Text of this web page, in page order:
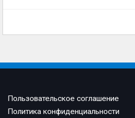
Пользовательское соглашение
Политика конфиденциальности